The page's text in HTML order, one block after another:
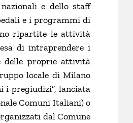
e dello staff
e i programmi di
ripartite le attività
di intraprendere i
delle proprie attività
locale di Milano
i pregiudizi”, lanciata
Comuni Italiani) o
dal Comune